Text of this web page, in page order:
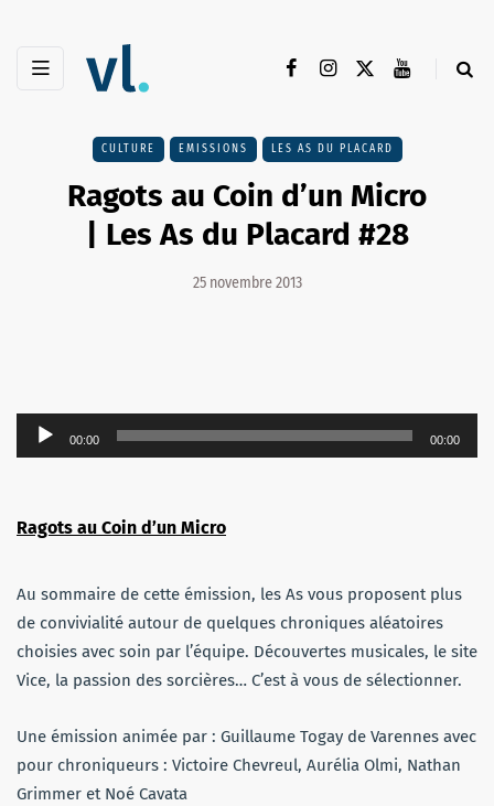
CULTURE EMISSIONS LES AS DU PLACARD
Ragots au Coin d’un Micro
| Les As du Placard #28
25 novembre 2013
Lecteur
audio
00:00 00:00
Ragots au Coin d’un Micro
Au sommaire de cette émission, les As vous proposent plus
de convivialité autour de quelques chroniques aléatoires
choisies avec soin par l’équipe. Découvertes musicales, le site
Vice, la passion des sorcières… C’est à vous de sélectionner.
Une émission animée par : Guillaume Togay de Varennes avec
pour chroniqueurs : Victoire Chevreul, Aurélia Olmi, Nathan
Grimmer et Noé Cavata